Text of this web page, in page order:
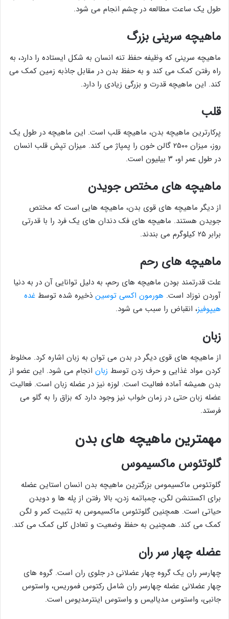
طول یک ساعت مطالعه در چشم انجام می شود.
ماهیچه سرینی بزرگ
ماهیچه سرینی که وظیفه حفظ تنه انسان به شکل ایستاده را دارد، به
راه رفتن کمک می کند و به حفظ بدن در مقابل جاذبه زمین کمک می
کند. این ماهیچه قدرت و بزرگی زیادی را دارد.
قلب
پرکارترین ماهیچه بدن، ماهیچه قلب است. این ماهیچه در طول یک
روز، میزان ۲۵۰۰ گالن خون را پمپاژ می کند. میزان تپش قلب انسان
در طول عمر او، ۳ بیلیون است.
ماهیچه های مختص جویدن
از دیگر ماهیچه های قوی بدن، ماهیچه هایی است که مختص
جویدن هستند. ماهیچه های فک دندان های یک فرد را با قدرتی
برابر ۲۵ کیلوگرم می بندند.
ماهیچه های رحم
علت قدرتمند بودن ماهیچه های رحم، به دلیل توانایی آن در به دنیا
آوردن نوزاد است. هورمون اکسی توسین ذخیره شده توسط غده
هیپوفیز، انقباض را سبب می شود.
زبان
از ماهیچه های قوی دیگر در بدن می توان به زبان اشاره کرد. مخلوط
کردن مواد غذایی و حرف زدن توسط زبان انجام می شود. این عضو از
بدن همیشه آماده فعالیت است. لوزه نیز در عضله زبان است. فعالیت
عضله زبان حتی در زمان خواب نیز وجود دارد که بزاق را به گلو می
فرستد.
مهمترین ماهیچه های بدن
گلوتئوس ماکسیموس
گلوتئوس ماکسیموس بزرگترین ماهیچه بدن انسان استاین عضله
برای اکستنشن لگن، چمباتمه زدن، بالا رفتن از پله ها و دویدن
حیاتی است. همچنین گلوتئوس ماکسیموس به تثبیت کمر و لگن
کمک می کند. همچنین به حفظ وضعیت و تعادل کلی کمک می کند.
عضله چهار سر ران
چهارسر ران یک گروه چهار عضلانی در جلوی ران است. گروه های
چهار عضلانی عضله چهارسر ران شامل رکتوس فموریس، واستوس
جانبی، واستوس مدیالیس و واستوس اینترمدیوس است.